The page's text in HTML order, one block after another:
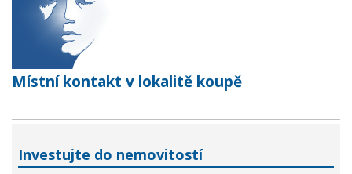
Místní kontakt v lokalitě koupě
Investujte do nemovitostí